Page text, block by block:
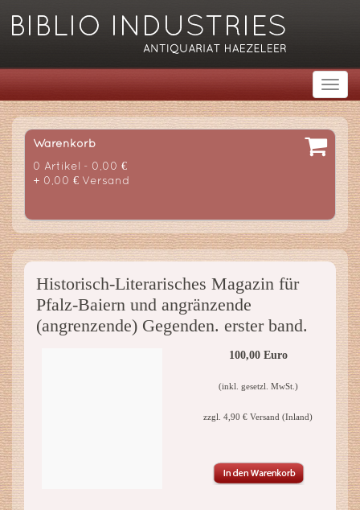
Warenkorb
0 Artikel - 0,00 €
+ 0,00 € Versand
Historisch-Literarisches Magazin für
Pfalz-Baiern und angränzende
(angrenzende) Gegenden. erster band.
100,00 Euro
(inkl. gesetzl. MwSt.)
zzgl. 4,90 € Versand (Inland)